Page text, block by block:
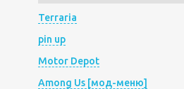
Terraria
pin up
Motor Depot
Among Us [мод-меню]